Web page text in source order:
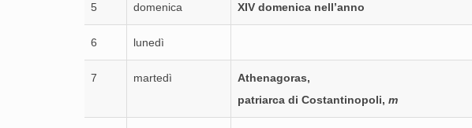
5 domenica XIV domenica nell’anno
6 lunedì
7 martedì
Athenagoras,
patriarca di Costantinopoli, m